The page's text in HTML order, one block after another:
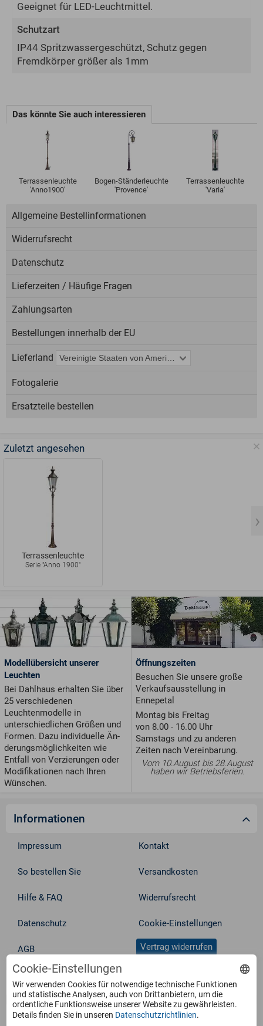
Geeignet für LED-Leuchtmittel.
Schutzart
IP44 Spritzwassergeschützt, Schutz gegen
Fremdkörper größer als 1mm
Das könnte Sie auch interessieren
Terrassenleuchte
'Anno1900'
Bogen-Ständerleuchte
'Provence'
Terrassenleuchte
'Varia'
Allgemeine Bestellinformationen
Widerrufsrecht
Datenschutz
Lieferzeiten / Häufige Fragen
Zahlungsarten
Bestellungen innerhalb der EU
Lieferland
Fotogalerie
Ersatzteile bestellen
Zuletzt angesehen
Terrassenleuchte
Serie "Anno 1900"
Modellübersicht unserer
Leuchten
Bei Dahlhaus erhalten Sie über
25 verschiedenen
Leuchtenmodelle in
unterschiedlichen Größen und
For­men. Dazu individuelle Än­
de­rungs­möglichkeiten wie
Entfall von Ver­zie­run­gen oder
Modifikationen nach Ihren
Wünschen.
Öffnungszeiten
Besuchen Sie unsere große
Verkaufsausstellung in
Ennepetal
Montag bis Freitag
von 8.00 - 16.00 Uhr
Samstags und zu anderen
Zeiten nach Vereinbarung.
Vom 10.August bis 28.August
haben wir Betriebsferien.
Informationen
Impressum Kontakt
So bestellen Sie Versandkosten
Hilfe & FAQ Widerrufsrecht
Datenschutz Cookie-Einstellungen
AGB Vertrag widerrufen
Service
Produkte
Cookie-Einstellungen
Wir verwenden Cookies für notwendige technische Funktionen
und statistische Analysen, auch von Drittanbietern, um die
ordentliche Funktionsweise unserer Website zu gewährleisten.
Details finden Sie in unseren Datenschutzrichtlinien.